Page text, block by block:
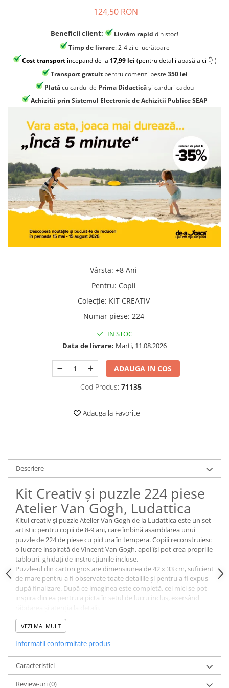
Jocuri Origami
Jocuri si jucarii educative
Jocuri STEAM
Jucarii interactive
Jucarii muzicale
Masinute si trenulete
Roboti de jucarie
124,50 RON
Beneficii client: Livrăm rapid din stoc!
Timp de livrare: 2-4 zile lucrătoare
Cost transportîncepand de la 17,99 lei (pentru detalii apasă aici 👇 )
Transport gratuit pentru comenzi peste 350 lei
Platăcu cardul de Prima Didacticăși carduri cadou
Achizitii prin Sistemul Electronic de Achizitii Publice SEAP
Vârsta: +8 Ani
Pentru: Copii
Colecţie: KIT CREATIV
Numar piese: 224
IN STOC
Data de livrare: Marti, 11.08.2026
ADAUGA IN COS
Cod Produs: 71135
Adauga la Favorite
Descriere
Kit Creativ și puzzle 224 piese
Atelier Van Gogh, Ludattica
Kitul creativ și puzzle Atelier Van Gogh de la Ludattica este un set
artistic pentru copii de 8-9 ani, care îmbină asamblarea unui
puzzle de 224 de piese cu pictura în tempera. Copiii reconstruiesc
o lucrare inspirată de Vincent Van Gogh, apoi își pot crea propriile
tablouri, ghidați de instrucțiunile incluse.
Puzzle-ul din carton gros are dimensiunea de 42 x 33 cm, suficient
de mare pentru a fi observate toate detaliile și pentru a fi expus
după finalizare. După ce imaginea este completă, cei mici se pot
inspira din ea pentru a picta în setul de lucru inclus, exersând
Setul conține 7 culori tempera și o pensulă, astfel încât copilul
poate experimenta amestecuri de culori și linii fine, apropiindu-se
de 15 x 20 cm, permite valorificarea unei lucrări preferate, fie că
este un desen liber sau o reinterpretare a capodoperelor
celebrului pictor.
Cutia are dimensiunile 21,0 x 27,0 x 10,0 cm, fiind ușor de așezat
pe raft sau de luat în vacanță ori la bunici.
VEZI MAI MULT
Informatii conformitate produs
Caracteristici
Review-uri(0)